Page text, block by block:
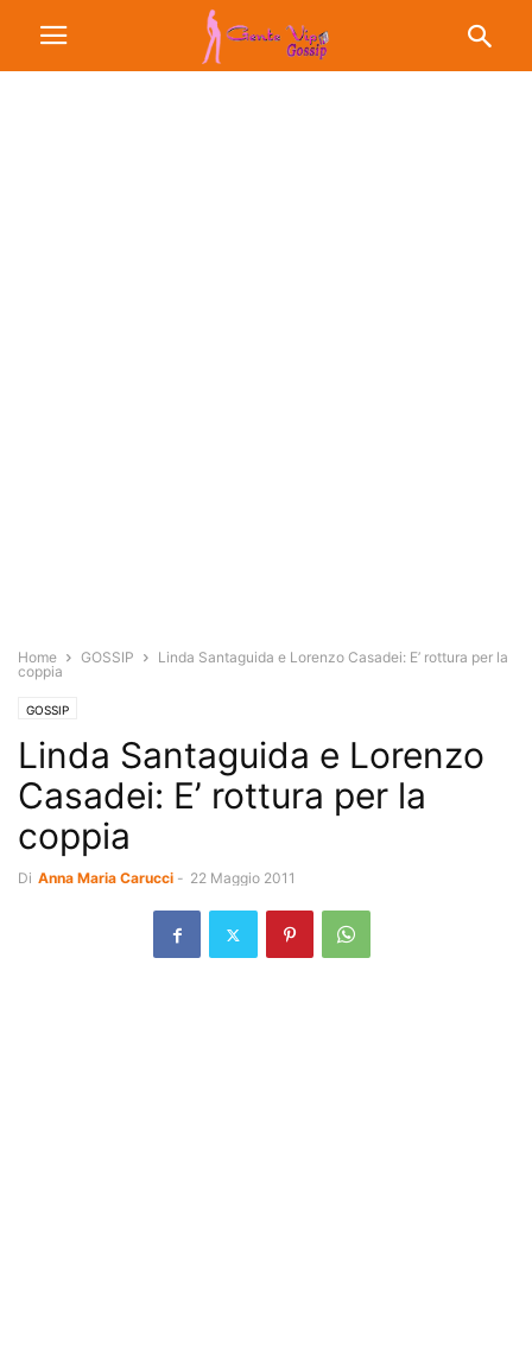
Home GOSSIP
Linda Santaguida e Lorenzo Casadei: E’ rottura per la
coppia
GOSSIP
Linda Santaguida e Lorenzo
Casadei: E’ rottura per la
coppia
Di Anna Maria Carucci - 22 Maggio 2011